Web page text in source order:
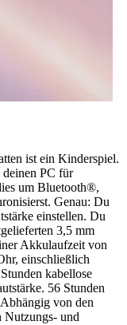
ist ein Kinderspiel.
deinen PC für
um Bluetooth®,
Genau: Du
einstellen. Du
3,5 mm
Akkulaufzeit von
einschließlich
kabellose
56 Stunden
von den
Nutzungs- und